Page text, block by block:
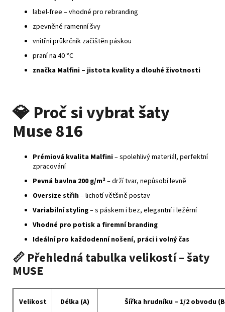
label‑free – vhodné pro rebranding
zpevněné ramenní švy
vnitřní průkrčník začištěn páskou
praní na 40 °C
značka Malfini – jistota kvality a dlouhé životnosti
💎 Proč si vybrat šaty
Muse 816
Prémiová kvalita Malfini– spolehlivý materiál, perfektní
zpracování
Pevná bavlna 200 g/m²– drží tvar, nepůsobí levně
Oversize střih– lichotí většině postav
Variabilní styling– s páskem i bez, elegantní i ležérní
Vhodné pro potisk a firemní branding
Ideální pro každodenní nošení, práci i volný čas
📏 Přehledná tabulka velikostí – šaty
MUSE
Velikost Délka (A)
Šířka hrudníku – 1/2 obvodu